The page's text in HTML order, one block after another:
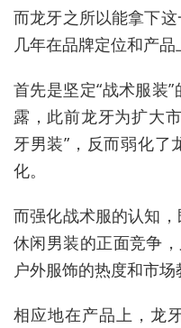
而龙牙之所以能拿下
几年在品牌定位和产品
首先是坚定“战术服装
露，此前龙牙为扩大
牙男装”，反而弱化了
化。
而强化战术服的认知
休闲男装的正面竞争
户外服饰的热度和市场
相应地在产品上，龙